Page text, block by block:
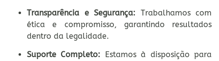
Transparência e Segurança: Trabalhamos com
ética e compromisso, garantindo resultados
dentro da legalidade.
Suporte Completo: Estamos à disposição para